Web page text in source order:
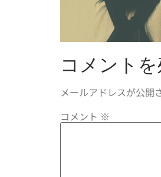
コメント
メールアドレスが公開
コメント ※